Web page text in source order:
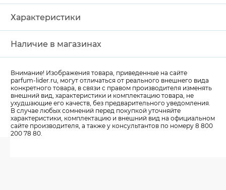
Характеристики
Наличие в магазинах
Внимание! Изображения товара, приведенные на сайте
parfum-lider.ru, могут отличаться от реального внешнего вида
конкретного товара, в связи с правом производителя изменять
внешний вид, характеристики и комплектацию товара, не
ухудшающие его качеств, без предварительного уведомления.
В случае любых сомнений перед покупкой уточняйте
характеристики, комплектацию и внешний вид на официальном
сайте производителя, а также у консультантов по номеру 8 800
200 78 80.